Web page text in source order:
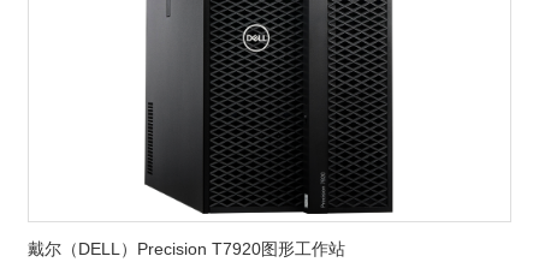
戴尔（DELL）Precision T7920图形工作站